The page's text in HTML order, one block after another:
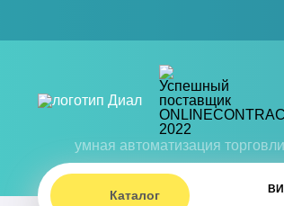
умная автоматизация торговли
Каталог